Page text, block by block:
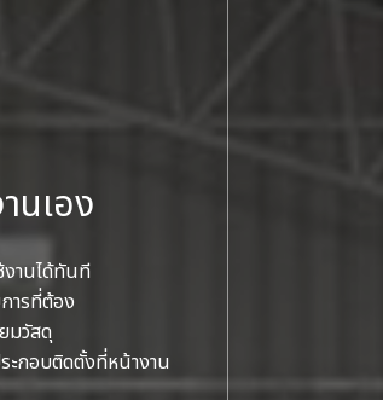
นเอง
งานได้ทันที
ารที่ต้อง
มวัสดุ
ะกอบติดตั้งที่หน้างาน